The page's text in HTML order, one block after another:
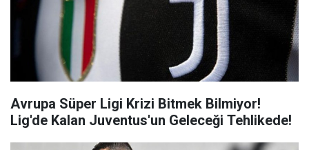
Avrupa Süper Ligi Krizi Bitmek Bilmiyor!
Lig'de Kalan Juventus'un Geleceği Tehlikede!